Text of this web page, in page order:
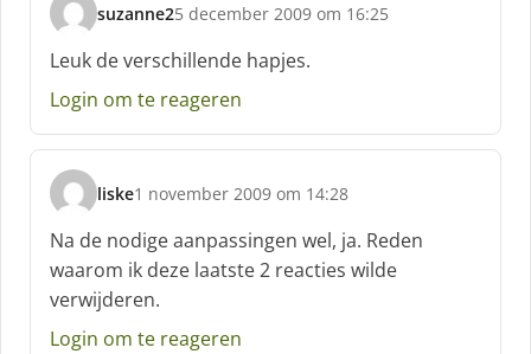
suzanne2
s
c
h
r
e
f
:
5 december 2009 om 16:25
Leuk de verschillende hapjes.
Login om te reageren
liske
s
c
h
r
e
e
1 november 2009 om 14:28
Na de nodige aanpassingen wel, ja. Reden
waarom ik deze laatste 2 reacties wilde
verwijderen.
Login om te reageren